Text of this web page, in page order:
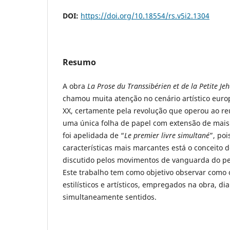
DOI: https://doi.org/10.18554/rs.v5i2.1304
Resumo
A obra La Prose du Transsibérien et de la Petite
chamou muita atenção no cenário artístico
XX, certamente pela revolução que operou ao
uma única folha de papel com extensão de
foi apelidada de “Le premier livre simultané”,
características mais marcantes está o conceito
discutido pelos movimentos de vanguarda do
Este trabalho tem como objetivo observar
estilísticos e artísticos, empregados na obra,
simultaneamente sentidos.